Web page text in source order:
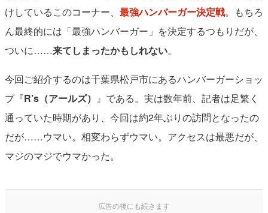
けしているこのコーナー、 最強ハンバーガー決定戦。もちろ
ん最終的には「最強ハンバーガー」を決定するつもりだが、
ついに……来てしまったかもしれない。
今回ご紹介するのは千葉県松戸市にあるハンバーガーショッ
プ『R’s（アールズ） 』である。実は数年前、記者は足繁く
通っていた時期があり、今回は約2年ぶりの訪問となったの
だが……ウマい。相変わらずウマい。アクセスは最悪だが、
マジのマジでウマかった。